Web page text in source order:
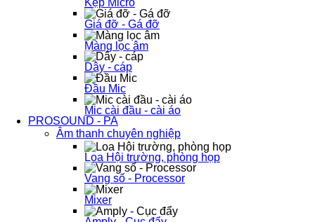
Kẹp Micro
Giá đỡ - Gá đỡ
Màng lọc âm
Dây - cáp
Đầu Mic
Mic cài đầu - cài áo
PROSOUND - PA
Âm thanh chuyên nghiệp
Loa Hội trường, phòng họp
Vang số - Processor
Mixer